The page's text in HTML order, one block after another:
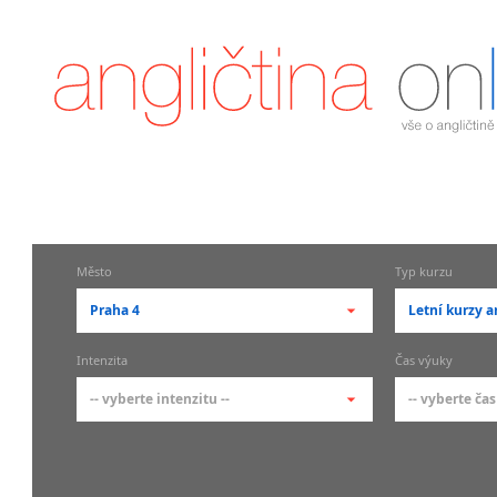
Město
Praha 4
-- vyberte město --
pražské městské části
Typ kurzu
Letní kurzy
-- vyberte
Intenzita
-- vyberte intenzitu --
Čas výuky
-- vyberte